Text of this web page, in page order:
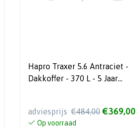
Hapro Traxer 5.6 Antraciet -
Dakkoffer - 370 L - 5 Jaar
adviesprijs €484,00 €369,00
Op voorraad